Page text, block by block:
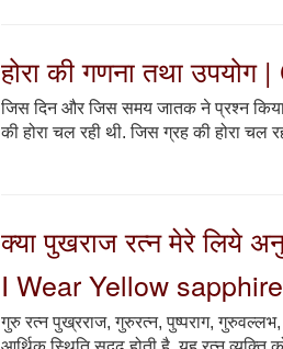
होरा की गणना तथा
जिस दिन और जिस समय जातक ने प्रश्न
की होरा चल रही थी. जिस ग्रह की होरा चल
क्या पुखराज रत्न मेरे लिये
I Wear Yellow
गुरु रत्न पुख्रराज, गुरुरत्न, पुष्पराग,